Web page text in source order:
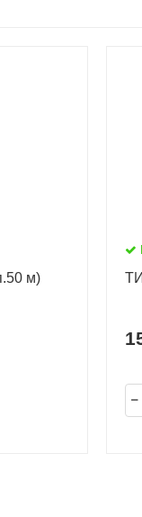
м)